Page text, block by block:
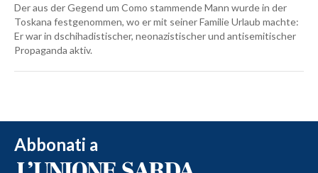
Der aus der Gegend um Como stammende Mann wurde in der
Toskana festgenommen, wo er mit seiner Familie Urlaub machte:
Er war in dschihadistischer, neonazistischer und antisemitischer
Propaganda aktiv.
Abbonati a